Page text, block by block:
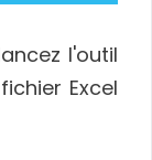
l'outil
Excel